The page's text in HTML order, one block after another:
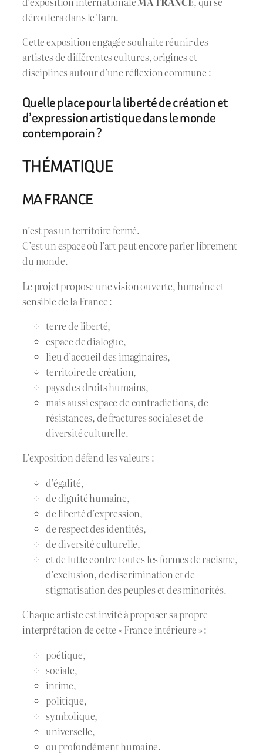
déroulera dans le Tarn.
Cette exposition engagée souhaite réunir des
artistes de différentes cultures, origines et
disciplines autour d’une réflexion commune :
Quelle place pour la liberté de création et
d’expression artistique dans le monde
contemporain ?
THÉMATIQUE
MA FRANCE
n’est pas un territoire fermé.
C’est un espace où l’art peut encore parler librement
du monde.
Le projet propose une vision ouverte, humaine et
sensible de la France :
terre de liberté,
espace de dialogue,
lieu d’accueil des imaginaires,
territoire de création,
pays des droits humains,
mais aussi espace de contradictions, de
résistances, de fractures sociales et de
diversité culturelle.
L’exposition défend les valeurs :
d’égalité,
de dignité humaine,
de liberté d’expression,
de respect des identités,
de diversité culturelle,
et de lutte contre toutes les formes de racisme,
d’exclusion, de discrimination et de
stigmatisation des peuples et des minorités.
Chaque artiste est invité à proposer sa propre
interprétation de cette « France intérieure » :
poétique,
sociale,
intime,
politique,
symbolique,
universelle,
ou profondément humaine.